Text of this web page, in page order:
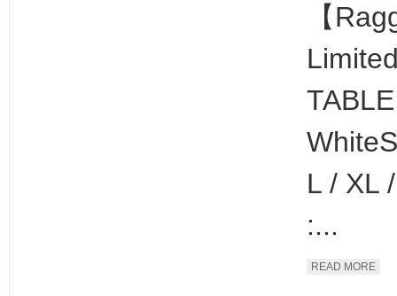
【
L / XL
:...
READ MORE